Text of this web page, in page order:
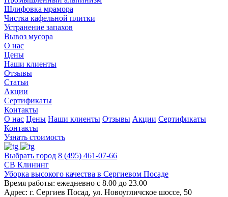
Шлифовка мрамора
Чистка кафельной плитки
Устранение запахов
Вывоз мусора
О нас
Цены
Наши клиенты
Отзывы
Статьи
Акции
Сертификаты
Контакты
О нас Цены Наши клиенты Отзывы Акции Сертификаты
Контакты
Узнать стоимость
Выбрать город 8 (495) 461-07-66
СВ Клининг
Уборка высокого качества в Сергиевом Посаде
Время работы: ежедневно с 8.00 до 23.00
Адрес: г. Сергиев Посад, ул. Новоугличское шоссе, 50